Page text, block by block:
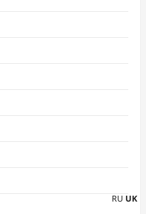
RU UK